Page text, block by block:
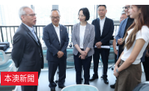
本澳新聞